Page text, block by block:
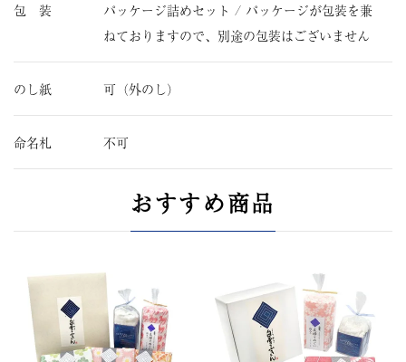
包 装
パッケージ詰めセット / パッケージが包装を兼
ねておりますので、別途の包装はございません
のし紙 可（外のし）
命名札 不可
おすすめ商品